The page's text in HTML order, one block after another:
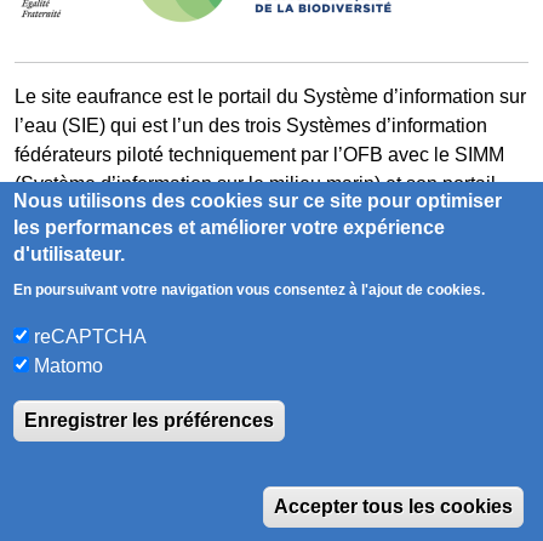
Le site eaufrance est le portail du Système d’information sur
l’eau (SIE) qui est l’un des trois Systèmes d’information
fédérateurs piloté techniquement par l’OFB avec le SIMM
(Système d’information sur le milieu marin) et son portail
milieumarinfrance et le SIB (Système d’information sur la
biodiversité) et son portail naturefrance.
Accessibilité Contact
Mentions légales
Plan du site
Sauf mention contraire, tous les contenus de ce site sont
édition
Nous utilisons des cookies sur ce site pour optimiser
les performances et améliorer votre expérience
d'utilisateur.
En poursuivant votre navigation vous consentez à l'ajout de cookies.
reCAPTCHA
Matomo
Enregistrer les préférences
Accepter tous les cookies